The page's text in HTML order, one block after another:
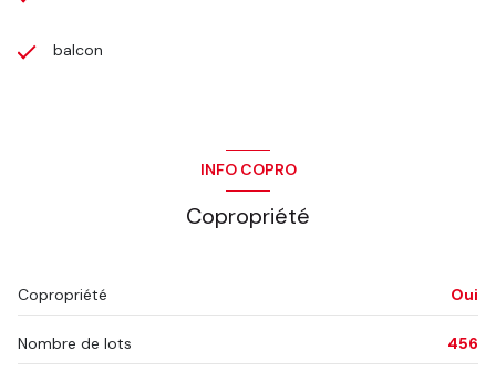
balcon
INFO COPRO
Copropriété
Copropriété Oui
Nombre de lots 456